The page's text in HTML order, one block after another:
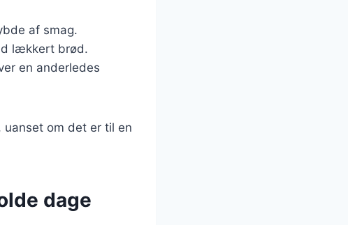
af smag.
lækkert brød.
en anderledes
om det er til en
dage